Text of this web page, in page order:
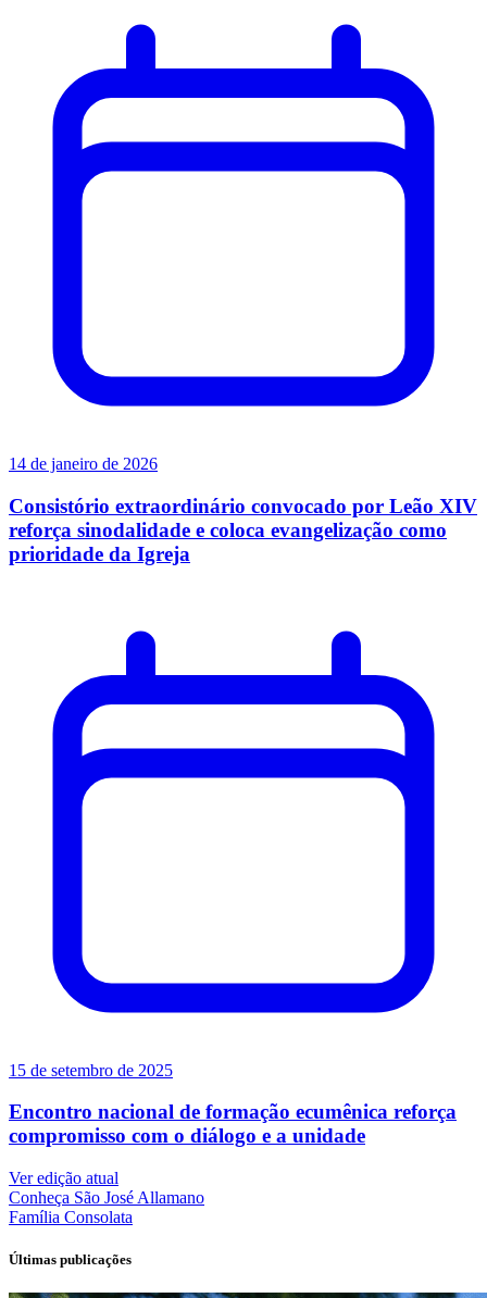
14 de janeiro de 2026
Consistório extraordinário convocado por Leão XIV
reforça sinodalidade e coloca evangelização como
prioridade da Igreja
15 de setembro de 2025
Encontro nacional de formação ecumênica reforça
compromisso com o diálogo e a unidade
Ver edição atual
Conheça São José Allamano
Família Consolata
Últimas publicações